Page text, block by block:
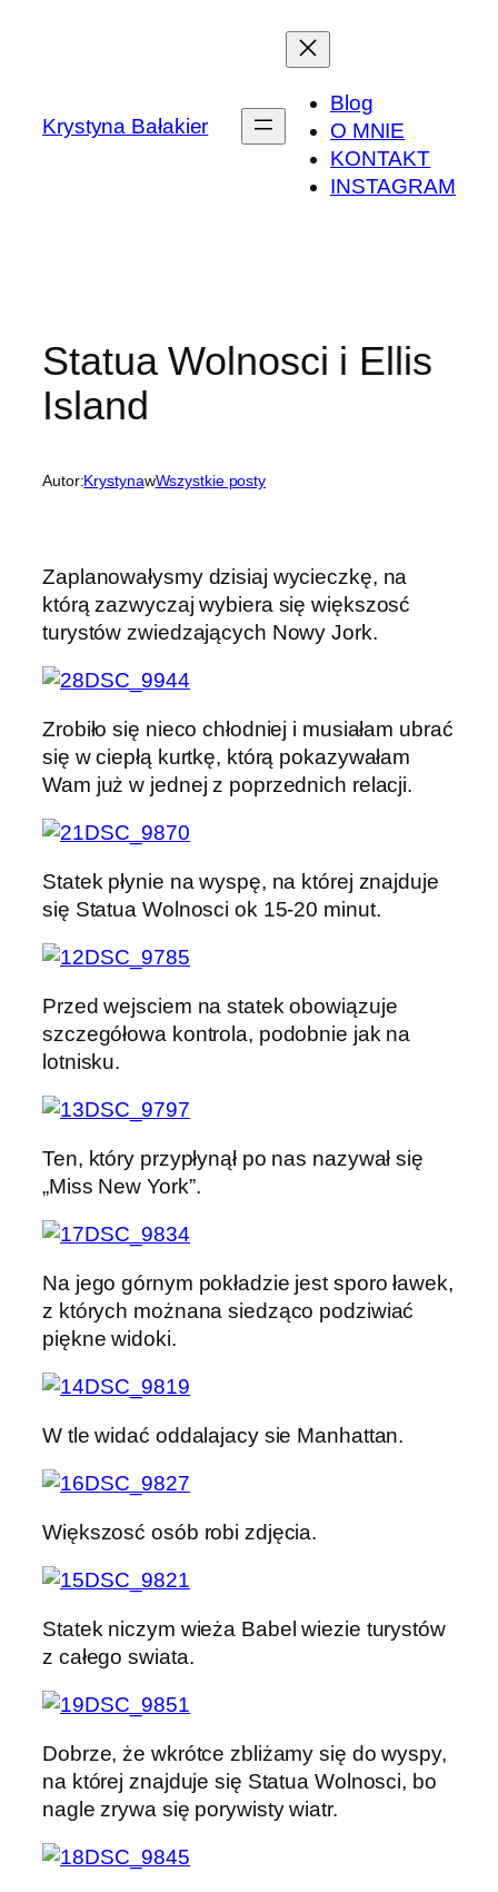
Krystyna Bałakier
Blog
O MNIE
KONTAKT
INSTAGRAM
Statua Wolnosci i Ellis
Island
Autor:KrystynawWszystkie posty
Zaplanowałysmy dzisiaj wycieczkę, na
którą zazwyczaj wybiera się większosć
turystów zwiedzających Nowy Jork.
Zrobiło się nieco chłodniej i musiałam ubrać
się w ciepłą kurtkę, którą pokazywałam
Wam już w jednej z poprzednich relacji.
Statek płynie na wyspę, na której znajduje
się Statua Wolnosci ok 15-20 minut.
Przed wejsciem na statek obowiązuje
szczegółowa kontrola, podobnie jak na
lotnisku.
Ten, który przypłynął po nas nazywał się
„Miss New York”.
Na jego górnym pokładzie jest sporo ławek,
z których możnana siedząco podziwiać
piękne widoki.
W tle widać oddalajacy sie Manhattan.
Większosć osób robi zdjęcia.
Statek niczym wieża Babel wiezie turystów
z całego swiata.
Dobrze, że wkrótce zbliżamy się do wyspy,
na której znajduje się Statua Wolnosci, bo
nagle zrywa się porywisty wiatr.